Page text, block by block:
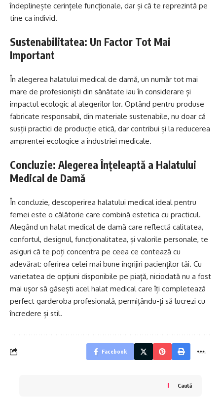
îndeplinește cerințele funcționale, dar și că te reprezintă pe
tine ca individ.
Sustenabilitatea: Un Factor Tot Mai
Important
În alegerea halatului medical de damă, un număr tot mai
mare de profesioniști din sănătate iau în considerare și
impactul ecologic al alegerilor lor. Optând pentru produse
fabricate responsabil, din materiale sustenabile, nu doar că
susții practici de producție etică, dar contribui și la reducerea
amprentei ecologice a industriei medicale.
Concluzie: Alegerea Înțeleaptă a Halatului
Medical de Damă
În concluzie, descoperirea halatului medical ideal pentru
femei este o călătorie care combină estetica cu practicul.
Alegând un halat medical de damă care reflectă calitatea,
confortul, designul, funcționalitatea, și valorile personale, te
asiguri că te poți concentra pe ceea ce contează cu
adevărat: oferirea celei mai bune îngrijiri pacienților tăi. Cu
varietatea de opțiuni disponibile pe piață, niciodată nu a fost
mai ușor să găsești acel halat medical care îți completează
perfect garderoba profesională, permițându-ți să lucrezi cu
încredere și stil.
Facebook
Caută